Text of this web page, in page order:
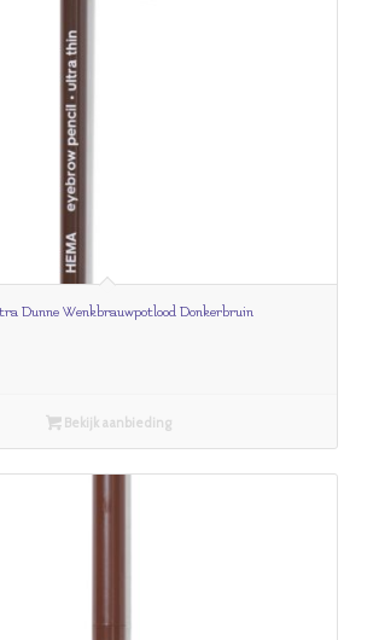
Dunne Wenkbrauwpotlood Donkerbruin
Bekijk aanbieding